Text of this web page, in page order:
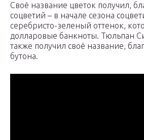
Своё название цветок получил,
соцветий – в начале сезона
серебристо-зеленый оттенок,
долларовые банкноты. Тюльпан
также получил своё название,
бутона.